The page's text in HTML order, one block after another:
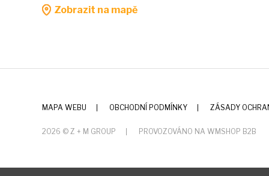
Zobrazit na mapě
MAPA WEBU OBCHODNÍ PODMÍNKY ZÁSADY
2026 © Z + M GROUP PROVOZOVÁNO NA WMSHOP B2B